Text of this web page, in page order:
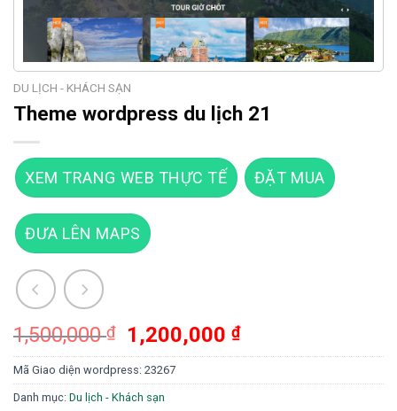
DU LỊCH - KHÁCH SẠN
Theme wordpress du lịch 21
XEM TRANG WEB THỰC TẾ ĐẶT MUA
ĐƯA LÊN MAPS
1,500,000₫
Giá
gốc
là:
1,500,000 ₫.
1,200,000₫Giá
hiện
Mã Giao diện wordpress: 23267
Danh mục: Du lịch - Khách sạn